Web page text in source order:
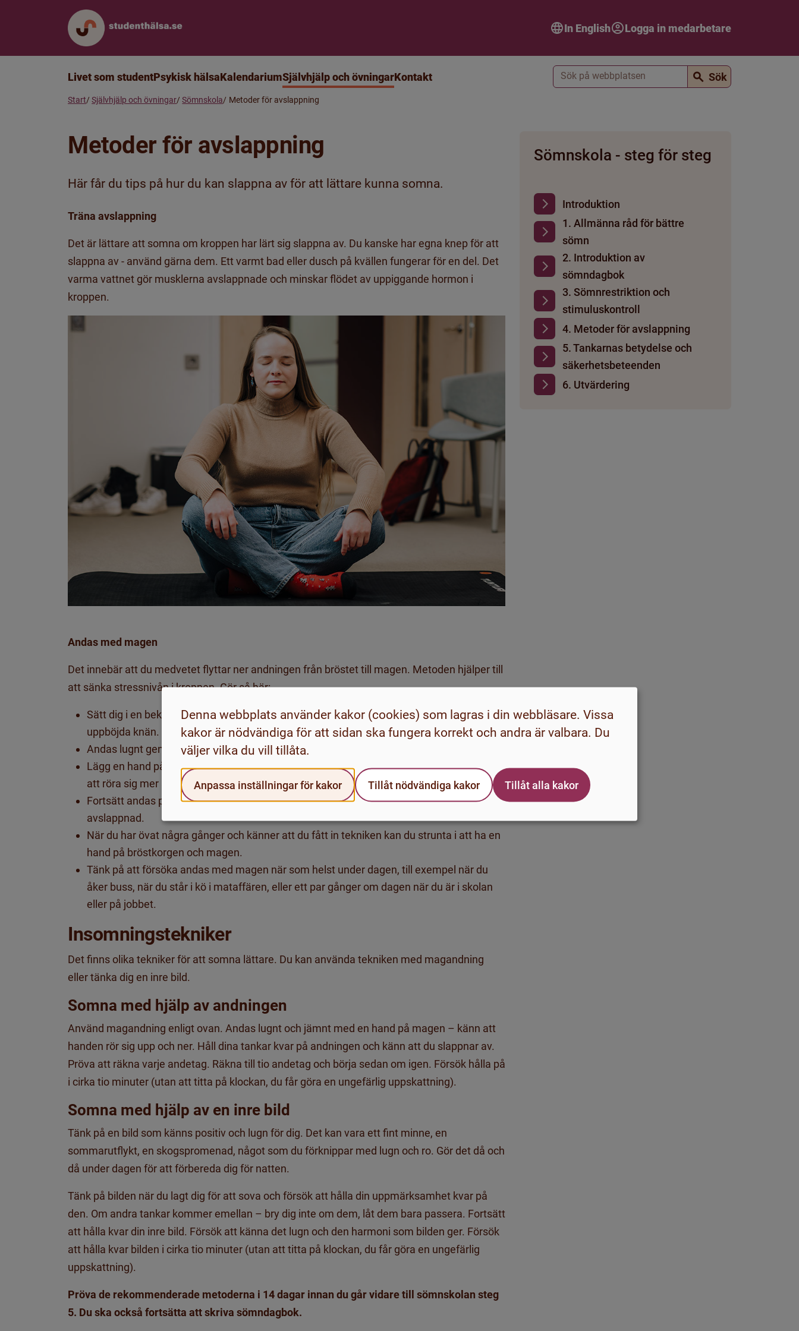
In English Logga in medarbetare
Livet som studentPsykisk hälsaKalendariumSjälvhjälp och övningarKontakt Sök Sök
Start Självhjälp och övningar Sömnskola Metoder för avslappning
Metoder för avslappning
Här får du tips på hur du kan slappna av för att lättare kunna somna.
Träna avslappning
Det är lättare att somna om kroppen har lärt sig slappna av. Du kanske har egna knep för att
slappna av - använd gärna dem. Ett varmt bad eller dusch på kvällen fungerar för en del. Det
varma vattnet gör musklerna avslappnade och minskar flödet av uppiggande hormon i
kroppen.
Andas med magen
Det innebär att du medvetet flyttar ner andningen från bröstet till magen. Metoden hjälper till
att sänka stressnivån i kroppen. Gör så här:
Sätt dig i en bekväm stol med bra stöd för ryggen. Du kan också ligga på rygg med lätt
uppböjda knän.
Andas lugnt genom näsan.
Lägg en hand på bröstkorgen och den andra på magen. Försök att få handen på magen
att röra sig mer än den på bröstet både när du andas in och ut.
Fortsätt andas på detta sätt några minuter – så länge det känns skönt och du känner dig
avslappnad.
När du har övat några gånger och känner att du fått in tekniken kan du strunta i att ha en
hand på bröstkorgen och magen.
Tänk på att försöka andas med magen när som helst under dagen, till exempel när du
åker buss, när du står i kö i mataffären, eller ett par gånger om dagen när du är i skolan
eller på jobbet.
Insomningstekniker
Det finns olika tekniker för att somna lättare. Du kan använda tekniken med magandning
eller tänka dig en inre bild.
Somna med hjälp av andningen
Använd magandning enligt ovan. Andas lugnt och jämnt med en hand på magen – känn att
handen rör sig upp och ner. Håll dina tankar kvar på andningen och känn att du slappnar av.
Pröva att räkna varje andetag. Räkna till tio andetag och börja sedan om igen. Försök hålla på
i cirka tio minuter (utan att titta på klockan, du får göra en ungefärlig uppskattning).
Somna med hjälp av en inre bild
Tänk på en bild som känns positiv och lugn för dig. Det kan vara ett fint minne, en
sommarutflykt, en skogspromenad, något som du förknippar med lugn och ro. Gör det då och
då under dagen för att förbereda dig för natten.
Tänk på bilden när du lagt dig för att sova och försök att hålla din uppmärksamhet kvar på
den. Om andra tankar kommer emellan – bry dig inte om dem, låt dem bara passera. Fortsätt
att hålla kvar din inre bild. Försök att känna det lugn och den harmoni som bilden ger. Försök
att hålla kvar bilden i cirka tio minuter (utan att titta på klockan, du får göra en ungefärlig
uppskattning).
Pröva de rekommenderade metoderna i 14 dagar innan du går vidare till sömnskolan steg
5. Du ska också fortsätta att skriva sömndagbok.
Sömnskola - steg för steg
Introduktion
1. Allmänna råd för bättre
sömn
2. Introduktion av
sömndagbok
3. Sömnrestriktion och
stimuluskontroll
4. Metoder för avslappning
5. Tankarnas betydelse och
säkerhetsbeteenden
6. Utvärdering
Denna webbplats använder kakor (cookies) som lagras i din webbläsare. Vissa
kakor är nödvändiga för att sidan ska fungera korrekt och andra är valbara. Du
väljer vilka du vill tillåta.
Anpassa inställningar för kakor Tillåt nödvändiga kakor Tillåt alla kakor